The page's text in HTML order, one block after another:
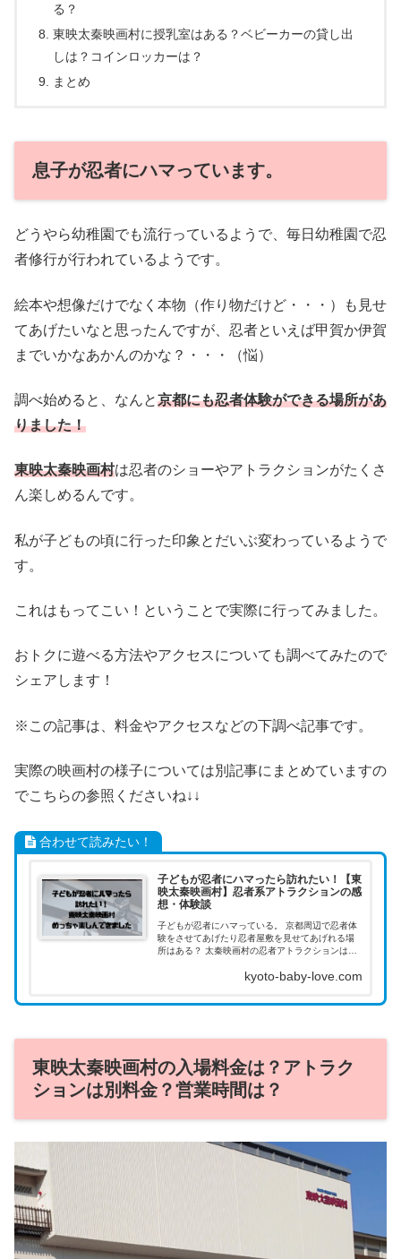
る？
東映太秦映画村に授乳室はある？ベビーカーの貸し出
しは？コインロッカーは？
まとめ
息子が忍者にハマっています。
どうやら幼稚園でも流行っているようで、毎日幼稚園で忍
者修行が行われているようです。
絵本や想像だけでなく本物（作り物だけど・・・）も見せ
てあげたいなと思ったんですが、忍者といえば甲賀か伊賀
までいかなあかんのかな？・・・（悩）
調べ始めると、なんと京都にも忍者体験ができる場所があ
りました！
東映太秦映画村は忍者のショーやアトラクションがたくさ
ん楽しめるんです。
私が子どもの頃に行った印象とだいぶ変わっているようで
す。
これはもってこい！ということで実際に行ってみました。
おトクに遊べる方法やアクセスについても調べてみたので
シェアします！
※この記事は、料金やアクセスなどの下調べ記事です。
実際の映画村の様子については別記事にまとめていますの
でこちらの参照くださいね↓↓
合わせて読みたい！
子どもが忍者にハマったら訪れたい！【東
映太秦映画村】忍者系アトラクションの感
想・体験談
子どもが忍者にハマっている。 京都周辺で忍者体
験をさせてあげたり忍者屋敷を見せてあげれる場
所はある？ 太秦映画村の忍者アトラクションはど
kyoto-baby-love.com
東映太秦映画村の入場料金は？アトラク
ションは別料金？営業時間は？